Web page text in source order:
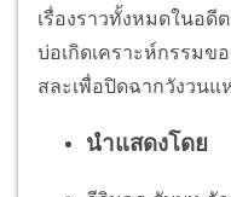
เรื่องราวทั้งหมดในอ
บ่อเกิดเคราะห์กรรมข
สละเพื่อปิดฉากวังวน
นำแสดงโดย